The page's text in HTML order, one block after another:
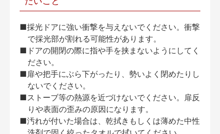
■採光ドアに強い衝撃を与えないでください。衝撃
で採光部が割れる可能性があります。
■ドアの開閉の際に指や手を挟まないようにしてく
ださい。
■扉や把手にぶら下がったり、勢いよく閉めたりし
ないでください。
■ストーブ等の熱源を近づけないでください。扉反
りや表面の歪みの原因になります。
■汚れが付いた場合は、乾拭きもしくは薄めた中性